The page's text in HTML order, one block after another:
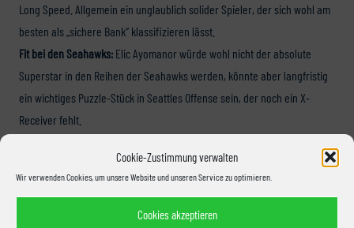
Cookie-Zustimmung verwalten
Wir verwenden Cookies, um unsere Website und unseren Service zu optimieren.
Cookies akzeptieren
Long Speed. Allgemein ein unglaublich solider Spieler, der sich wohl am
besten als „sichere Bank“ klassifizieren lässt.
Fit bei den Seahawks: Elic Ayomanor würde wohl nicht der absolute
Superstar in den Reihen der Seahawks werden, könnte aber langfristig
ein wichtiges Puzzle-Stück in Seattles Offense sein, der noch ein X-
Receiver fehlt.
Offense-Prospects unter der Lupe: